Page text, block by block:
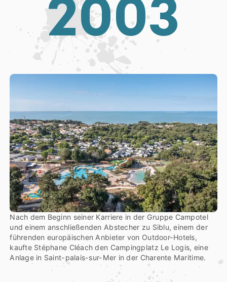
2003
Nach dem Beginn seiner Karriere in der Gruppe Campotel
und einem anschließenden Abstecher zu Siblu, einem der
führenden europäischen Anbieter von Outdoor-Hotels,
kaufte Stéphane Cléach den Campingplatz Le Logis, eine
Anlage in Saint-palais-sur-Mer in der Charente Maritime.